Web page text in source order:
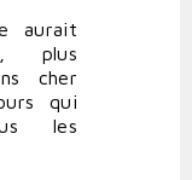
aurait
plus
cher
qui
les